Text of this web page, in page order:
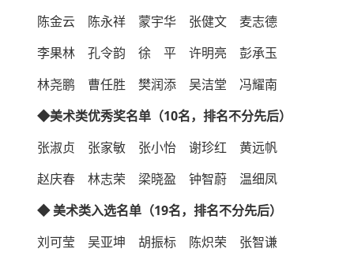
陈金云 陈永祥 蒙宇华 张健文 麦志德
李果林 孔令韵 徐 平 许明亮 彭承玉
林尧鹏 曹任胜 樊润添 吴洁堂 冯耀南
◆美术类优秀奖名单（10名，排名不分先后）
张淑贞 张家敏 张小怡 谢珍红 黄远帆
赵庆春 林志荣 梁晓盈 钟智蔚 温细凤
◆ 美术类入选名单（19名，排名不分先后）
刘可莹 吴亚坤 胡振标 陈炽荣 张智谦